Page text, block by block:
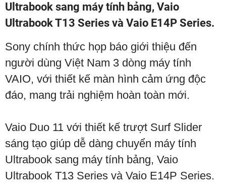
Ultrabook sang máy tính bảng, Vaio
Ultrabook T13 Series và Vaio E14P Series.
Sony chính thức họp báo giới thiệu đến
người dùng Việt Nam 3 dòng máy tính
VAIO, với thiết kế màn hình cảm ứng độc
đáo, mang trải nghiệm hoàn toàn mới.
Vaio Duo 11 với thiết kế trượt Surf Slider
sáng tạo giúp dễ dàng chuyển máy tính
Ultrabook sang máy tính bảng, Vaio
Ultrabook T13 Series và Vaio E14P Series.